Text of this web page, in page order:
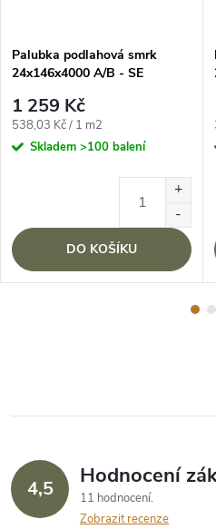
Palubka podlahová smrk
24x146x4000 A/B - SE
1 259 Kč
Měrná
cena:
538,03 Kč / 1 m2
Skladem >100 balení
DO KOŠÍKU
4,5 Hodnocení
11 hodnocení
Zobrazit recenze